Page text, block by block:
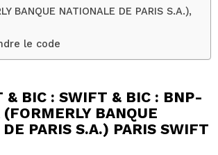
BANQUE NATIONALE DE PARIS S.A.),
le code
& BIC : SWIFT & BIC : BNP-
(FORMERLY BANQUE
PARIS S.A.) PARIS SWIFT